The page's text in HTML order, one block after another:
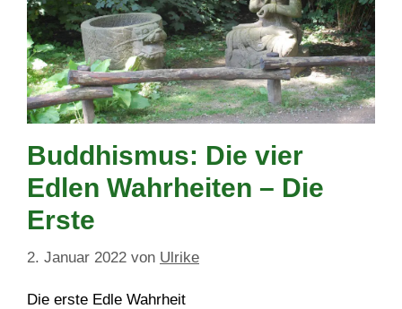
Buddhismus: Die vier
Edlen Wahrheiten – Die
Erste
2. Januar 2022 von Ulrike
Die erste Edle Wahrheit